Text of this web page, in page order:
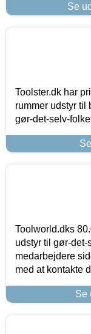
Se
Toolster.dk har
rummer udstyr til
gør-det-selv-
Toolworld.dks
udstyr til gør-
medarbejdere
med at kontakte
Se